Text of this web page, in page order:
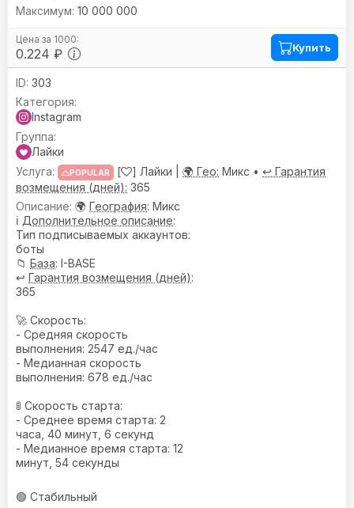
0.224 ₽
10 000 000
Купить
303
Instagram
Лайки
POPULAR [ ] Лайки | 🌍 Гео: Микс • ↩️ Гарантия
возмещения (дней): 365
🌍 География: Микс
ℹ️ Дополнительное описание:
Тип подписываемых аккаунтов:
боты
📁 База: I-BASE
↩️ Гарантия возмещения (дней):
365
🚀 Скорость:
- Средняя скорость
выполнения: 2547 ед./час
- Медианная скорость
выполнения: 678 ед./час
🚦 Скорость старта:
- Среднее время старта: 2
часа, 40 минут, 6 секунд
- Медианное время старта: 12
минут, 54 секунды
🟢 Стабильный